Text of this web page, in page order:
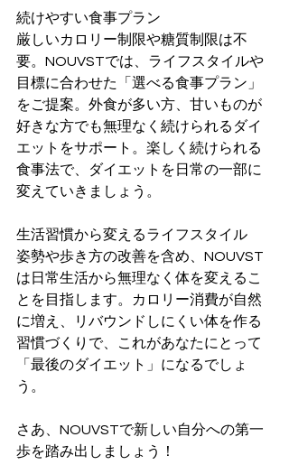
続けやすい食事プラン
厳しいカロリー制限や糖質制限は不
要。NOUVSTでは、ライフスタイルや
目標に合わせた「選べる食事プラン」
をご提案。外食が多い方、甘いものが
好きな方でも無理なく続けられるダイ
エットをサポート。楽しく続けられる
食事法で、ダイエットを日常の一部に
変えていきましょう。
生活習慣から変えるライフスタイル
姿勢や歩き方の改善を含め、NOUVST
は日常生活から無理なく体を変えるこ
とを目指します。カロリー消費が自然
に増え、リバウンドしにくい体を作る
習慣づくりで、これがあなたにとって
「最後のダイエット」になるでしょ
う。
さあ、NOUVSTで新しい自分への第一
歩を踏み出しましょう！